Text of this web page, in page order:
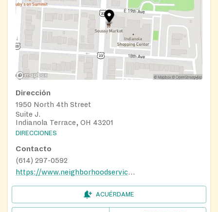
Dirección
1950 North 4th Street
Suite J.
Indianola Terrace, OH 43201
DIRECCIONES
Contacto
(614) 297-0592
https://www.neighborhoodservicesinc.org
ACUÉRDAME